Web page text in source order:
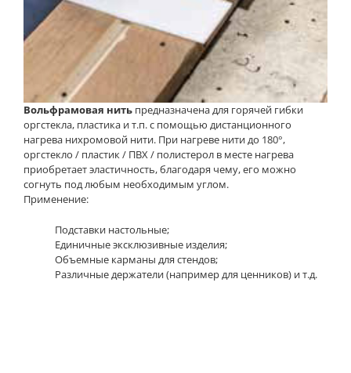
Вольфрамовая нить предназначена для горячей гибки
оргстекла, пластика и т.п. с помощью дистанционного
нагрева нихромовой нити. При нагреве нити до 180°,
оргстекло / пластик / ПВХ / полистерол в месте нагрева
приобретает эластичность, благодаря чему, его можно
согнуть под любым необходимым углом.
Применение:
Подставки настольные;
Единичные эксклюзивные изделия;
Объемные карманы для стендов;
Различные держатели (например для ценников) и т.д.